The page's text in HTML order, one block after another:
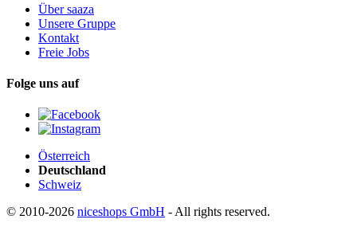
Über saaza
Unsere Gruppe
Kontakt
Freie Jobs
Folge uns auf
Österreich
Deutschland
Schweiz
© 2010-2026 niceshops GmbH - All rights reserved.